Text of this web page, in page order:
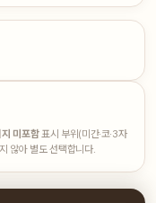
미포함표시 부위(미간·코·3자
않아 별도 선택합니다.